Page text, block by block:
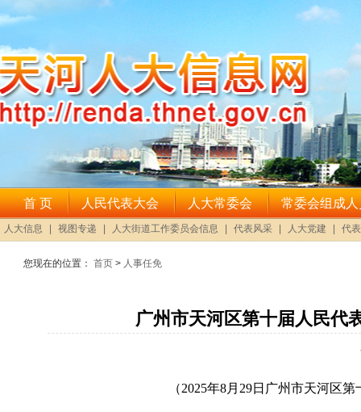
您现在的位置： 首页 > 人事任免
广州市天河区第十届人民代
（2025年8月29日广州市天河区